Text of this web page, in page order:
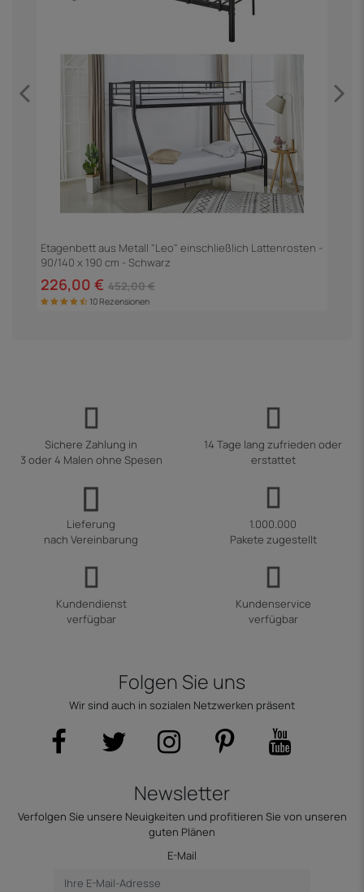
Etagenbett aus Metall "Leo" einschließlich Lattenrosten -
90/140 x 190 cm - Schwarz
226,00 € 452,00 €
10 Rezensionen
Sichere Zahlung in
3 oder 4 Malen ohne Spesen
14 Tage lang zufrieden oder
erstattet
Lieferung
nach Vereinbarung
1.000.000
Pakete zugestellt
Kundendienst
verfügbar
Kundenservice
verfügbar
Folgen Sie uns
Wir sind auch in sozialen Netzwerken präsent
Newsletter
Verfolgen Sie unsere Neuigkeiten und profitieren Sie von unseren
guten Plänen
E-Mail